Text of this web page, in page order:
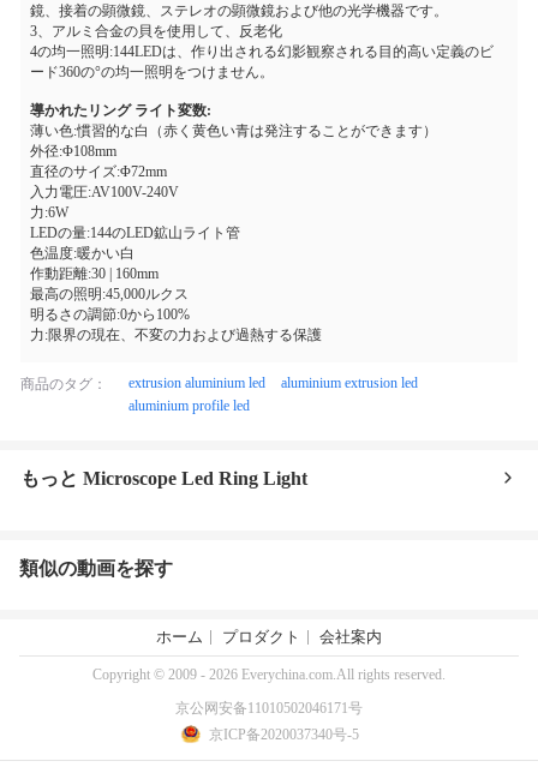
鏡、接着の顕微鏡、ステレオの顕微鏡および他の光学機器です。
3、アルミ合金の貝を使用して、反老化
4の均一照明:144LEDは、作り出される幻影観察される目的高い定義のビ
ード360の°の均一照明をつけません。
導かれたリング ライト変数:
薄い色:慣習的な白（赤く黄色い青は発注することができます）
外径:Φ108mm
直径のサイズ:Φ72mm
入力電圧:AV100V-240V
力:6W
LEDの量:144のLED鉱山ライト管
色温度:暖かい白
作動距離:30 | 160mm
最高の照明:45,000ルクス
明るさの調節:0から100%
力:限界の現在、不変の力および過熱する保護
商品のタグ： extrusion aluminium led
aluminium extrusion led
aluminium profile led
もっと Microscope Led Ring Light
類似の動画を探す
ホーム プロダクト 会社案内
Copyright © 2009 - 2026 Everychina.com.All rights reserved.
京公网安备11010502046171号
京ICP备2020037340号-5